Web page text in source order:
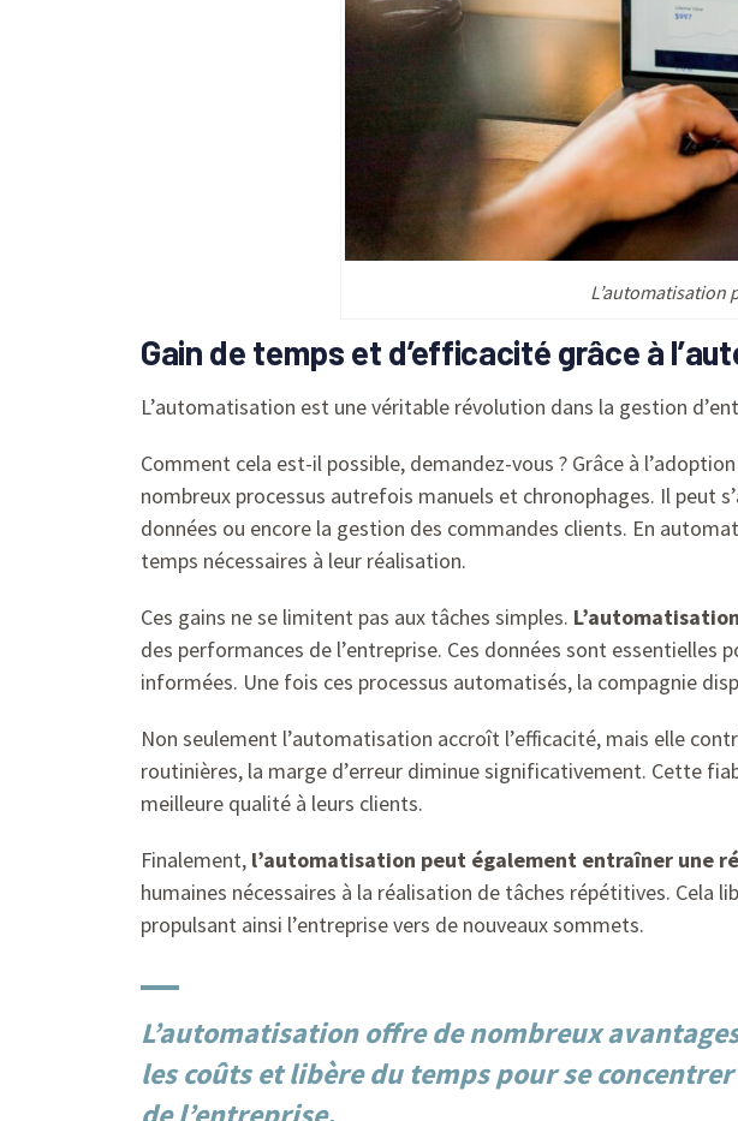
L’automatisation
Gain de temps et d’efficacité grâce à
L’automatisation est une véritable révolution dans la gestion
Comment cela est-il possible, demandez-vous ? Grâce à
nombreux processus autrefois manuels et chronophages. Il peut
données ou encore la gestion des commandes clients. En
temps nécessaires à leur réalisation.
Ces gains ne se limitent pas aux tâches simples.
des performances de l’entreprise. Ces données sont
informées. Une fois ces processus automatisés, la compagnie
Non seulement l’automatisation accroît l’efficacité, mais elle
routinières, la marge d’erreur diminue significativement. Cette
meilleure qualité à leurs clients.
Finalement, l’automatisation peut également entraîner une
humaines nécessaires à la réalisation de tâches répétitives.
propulsant ainsi l’entreprise vers de nouveaux sommets.
L’automatisation offre de nombreux
les coûts et libère du temps pour se